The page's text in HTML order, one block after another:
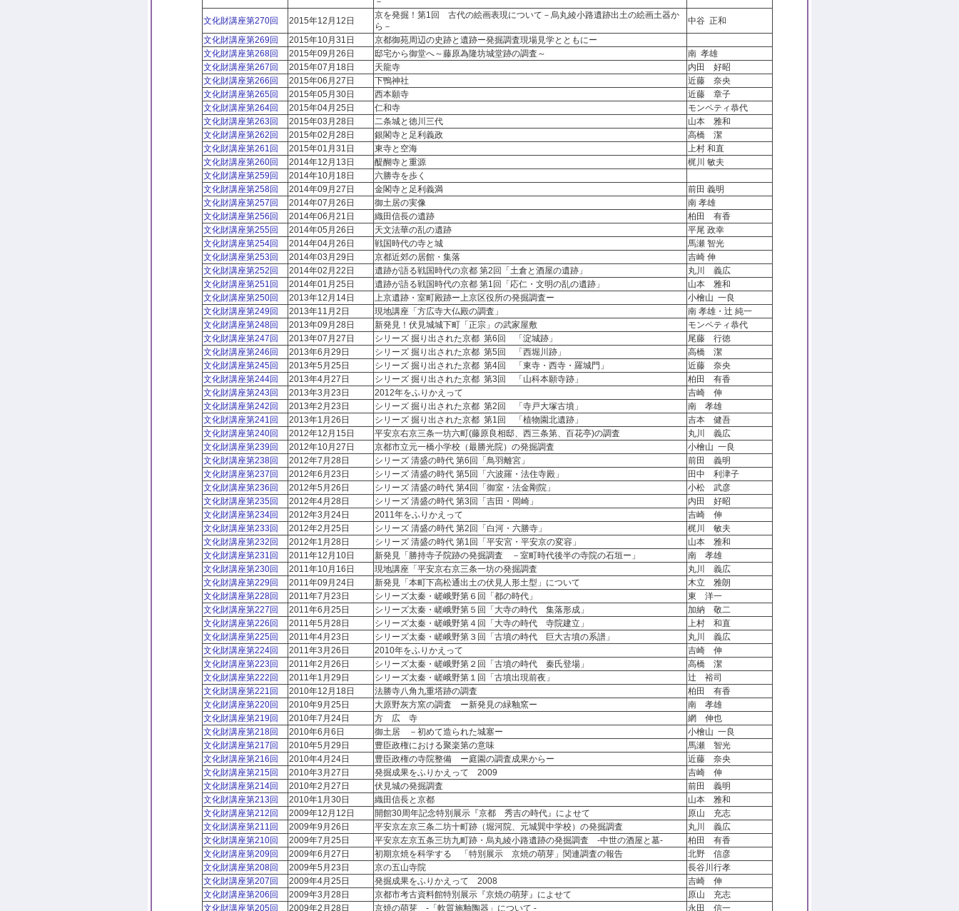
文化財講座第270回 2015年12月12日
京を発掘！第1回 古代の絵画表現について－烏丸綾小路遺跡出土の絵画土器か
ら－
中谷 正和
文化財講座第269回
2015年10月31日
京都御苑周辺の史跡と遺跡ー発掘調査現場見学とともにー
文化財講座第268回
2015年09月26日 邸宅から御堂へ～藤原為隆坊城堂跡の調査～
南 孝雄
文化財講座第267回
2015年07月18日 天龍寺
内田 好昭
文化財講座第266回
2015年06月27日 下鴨神社
近藤 奈央
文化財講座第265回
2015年05月30日 西本願寺
近藤 章子
文化財講座第264回
2015年04月25日 仁和寺
モンペティ恭代
文化財講座第263回
2015年03月28日 二条城と徳川三代
山本 雅和
文化財講座第262回
2015年02月28日 銀閣寺と足利義政
高橋 潔
文化財講座第261回
2015年01月31日 東寺と空海
上村 和直
文化財講座第260回
2014年12月13日 醍醐寺と重源
梶川 敏夫
文化財講座第259回
2014年10月18日
六勝寺を歩く
文化財講座第258回
2014年09月27日 金閣寺と足利義満
前田 義明
文化財講座第257回
2014年07月26日 御土居の実像
南 孝雄
文化財講座第256回
2014年06月21日 織田信長の遺跡
柏田 有香
文化財講座第255回
2014年05月26日 天文法華の乱の遺跡
平尾 政幸
文化財講座第254回
2014年04月26日 戦国時代の寺と城
馬瀬 智光
文化財講座第253回
2014年03月29日 京都近郊の居館・集落
吉崎 伸
文化財講座第252回
2014年02月22日 遺跡が語る戦国時代の京都 第2回「土倉と酒屋の遺跡」
丸川 義広
文化財講座第251回
2014年01月25日 遺跡が語る戦国時代の京都 第1回「応仁・文明の乱の遺跡」
山本 雅和
文化財講座第250回
2013年12月14日 上京遺跡・室町殿跡ー上京区役所の発掘調査ー
小檜山 一良
文化財講座第249回
2013年11月2日 現地講座「方広寺大仏殿の調査」
南 孝雄・辻 純一
文化財講座第248回
2013年09月28日 新発見！伏見城城下町「正宗」の武家屋敷
モンペティ恭代
文化財講座第247回
2013年07月27日 シリーズ 掘り出された京都 第6回 「淀城跡」
尾藤 行徳
文化財講座第246回
2013年6月29日 シリーズ 掘り出された京都 第5回 「西堀川跡」
高橋 潔
文化財講座第245回
2013年5月25日 シリーズ 掘り出された京都 第4回 「東寺・西寺・羅城門」
近藤 奈央
文化財講座第244回
2013年4月27日 シリーズ 掘り出された京都 第3回 「山科本願寺跡」
柏田 有香
文化財講座第243回
2013年3月23日 2012年をふりかえって
吉崎 伸
文化財講座第242回
2013年2月23日 シリーズ 掘り出された京都 第2回 「寺戸大塚古墳」
南 孝雄
文化財講座第241回
2013年1月26日 シリーズ 掘り出された京都 第1回 「植物園北遺跡」
吉本 健吾
文化財講座第240回
2012年12月15日 平安京右京三条一坊六町(藤原良相邸、西三条第、百花亭)の調査
丸川 義広
文化財講座第239回
2012年10月27日 京都市立元一橋小学校（最勝光院）の発掘調査
小檜山 一良
文化財講座第238回
2012年7月28日 シリーズ 清盛の時代 第6回「鳥羽離宮」
前田 義明
文化財講座第237回
2012年6月23日 シリーズ 清盛の時代 第5回「六波羅・法住寺殿」
田中 利津子
文化財講座第236回
2012年5月26日 シリーズ 清盛の時代 第4回「御室・法金剛院」
小松 武彦
文化財講座第235回
2012年4月28日 シリーズ 清盛の時代 第3回「吉田・岡崎」
内田 好昭
文化財講座第234回
2012年3月24日 2011年をふりかえって
吉崎 伸
文化財講座第233回
2012年2月25日 シリーズ 清盛の時代 第2回「白河・六勝寺」
梶川 敏夫
文化財講座第232回
2012年1月28日 シリーズ 清盛の時代 第1回「平安宮・平安京の変容」
山本 雅和
文化財講座第231回
2011年12月10日 新発見「勝持寺子院跡の発掘調査 －室町時代後半の寺院の石垣ー」
南 孝雄
文化財講座第230回
2011年10月16日 現地講座「平安京右京三条一坊の発掘調査
丸川 義広
文化財講座第229回
2011年09月24日 新発見「本町下高松通出土の伏見人形土型」について
木立 雅朗
文化財講座第228回
2011年7月23日 シリーズ太秦・嵯峨野第６回「都の時代」
東 洋一
文化財講座第227回
2011年6月25日 シリーズ太秦・嵯峨野第５回「大寺の時代 集落形成」
加納 敬二
文化財講座第226回
2011年5月28日 シリーズ太秦・嵯峨野第４回「大寺の時代 寺院建立」
上村 和直
文化財講座第225回
2011年4月23日 シリーズ太秦・嵯峨野第３回「古墳の時代 巨大古墳の系譜」
丸川 義広
文化財講座第224回
2011年3月26日 2010年をふりかえって
吉崎 伸
文化財講座第223回
2011年2月26日 シリーズ太秦・嵯峨野第２回「古墳の時代 秦氏登場」
高橋 潔
文化財講座第222回
2011年1月29日 シリーズ太秦・嵯峨野第１回「古墳出現前夜」
辻 裕司
文化財講座第221回
2010年12月18日 法勝寺八角九重塔跡の調査
柏田 有香
文化財講座第220回
2010年9月25日 大原野灰方窯の調査 ー新発見の緑釉窯ー
南 孝雄
文化財講座第219回
2010年7月24日 方 広 寺
網 伸也
文化財講座第218回
2010年6月6日 御土居 －初めて造られた城塞ー
小檜山 一良
文化財講座第217回
2010年5月29日 豊臣政権における聚楽第の意味
馬瀬 智光
文化財講座第216回
2010年4月24日 豊臣政権の寺院整備 ー庭園の調査成果からー
近藤 奈央
文化財講座第215回
2010年3月27日 発掘成果をふりかえって 2009
吉崎 伸
文化財講座第214回
2010年2月27日 伏見城の発掘調査
前田 義明
文化財講座第213回
2010年1月30日 織田信長と京都
山本 雅和
文化財講座第212回
2009年12月12日 開館30周年記念特別展示『京都 秀吉の時代』によせて
原山 充志
文化財講座第211回
2009年9月26日 平安京左京三条二坊十町跡（堀河院、元城巽中学校）の発掘調査
丸川 義広
文化財講座第210回
2009年7月25日 平安京左京五条三坊九町跡・烏丸綾小路遺跡の発掘調査 -中世の酒屋と墓-
柏田 有香
文化財講座第209回
2009年6月27日 初期京焼を科学する 「特別展示 京焼の萌芽」関連調査の報告
北野 信彦
文化財講座第208回
2009年5月23日 京の五山寺院
長谷川行孝
文化財講座第207回
2009年4月25日 発掘成果をふりかえって 2008
吉崎 伸
文化財講座第206回
2009年3月28日 京都市考古資料館特別展示『京焼の萌芽』によせて
原山 充志
文化財講座第205回
2009年2月28日 京焼の萌芽 -「軟質施釉陶器」について - 永田 信一